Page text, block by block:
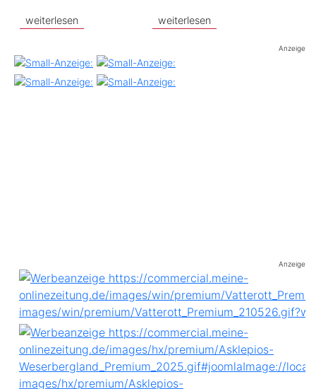
weiterlesen weiterlesen
Anzeige
Anzeige